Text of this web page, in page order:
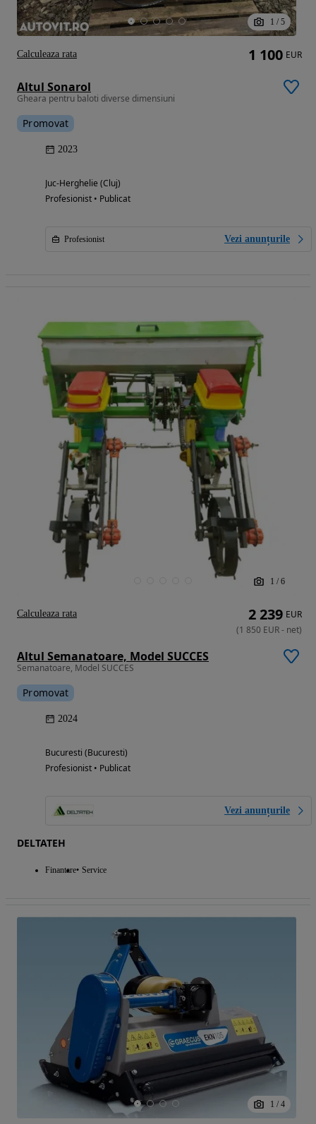
1 / 5
Altul Sonarol
Gheara pentru baloti diverse dimensiuni
Promovat
2023
Juc-Herghelie (Cluj)
Profesionist • Publicat
Profesionist Vezi anunțurile
1 100 EUR
Calculeaza rata
1 / 6
Altul Semanatoare, Model SUCCES
Semanatoare, Model SUCCES
Promovat
2024
Bucuresti (Bucuresti)
Profesionist • Publicat
Vezi anunțurile
DELTATEH
Finantare Service
2 239 EUR
(1 850 EUR- net)
Calculeaza rata
1 / 4